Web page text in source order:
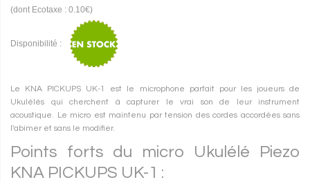
(dont Ecotaxe : 0.10€)
Disponibilité :
Le KNA PICKUPS UK-1 est le microphone parfait pour les joueurs de
Ukulélés qui cherchent à capturer le vrai son de leur instrument
acoustique. Le micro est maintenu par tension des cordes accordées sans
l'abimer et sans le modifier.
Points forts du micro Ukulélé Piezo
KNA PICKUPS UK-1 :